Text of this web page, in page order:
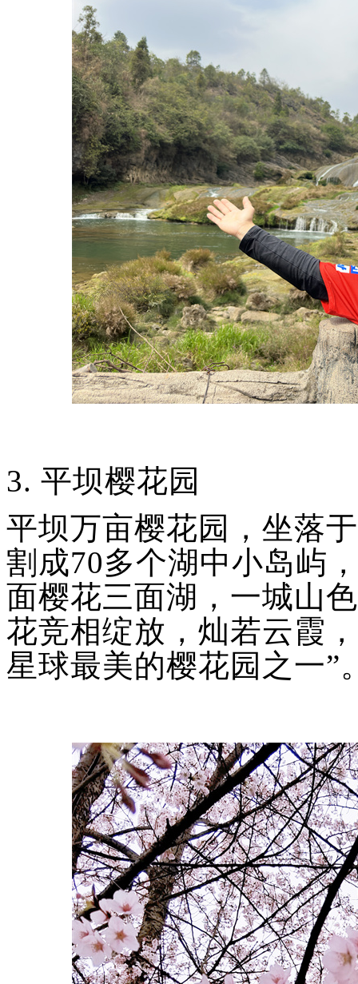
3. 平坝樱花园
平坝万亩樱花园，坐落
割成70多个湖中小岛屿
面樱花三面湖，一城山
花竞相绽放，灿若云霞
星球最美的樱花园之一”